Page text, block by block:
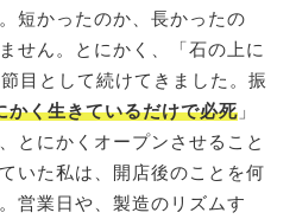
短かったのか、長かったの
せん。とにかく、「石の上に
目として続けてきました。振
かく生きているだけで必死 」
とにかくオープンさせること
いた私は、開店後のことを何
営業日や、製造のリズムす